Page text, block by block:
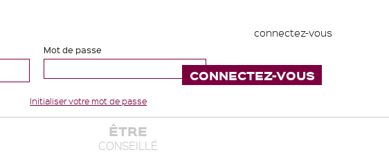
connectez-vous
Mot de passe
Initialiser votre mot de passe
ÊTRE
CONSEILLÉ